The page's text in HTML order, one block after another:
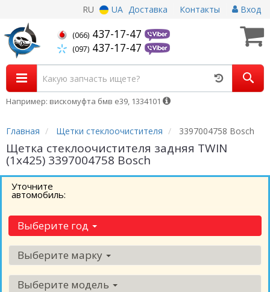
RU UA Доставка Контакты Вход
(066) 437-17-47
(097) 437-17-47
Например: вискомуфта бмв е39, 1334101
Главная Щетки стеклоочистителя 3397004758 Bosch
Щетка стеклоочистителя задняя TWIN
(1х425) 3397004758 Bosch
Уточните
автомобиль:
Выберите год
Выберите марку
Выберите модель